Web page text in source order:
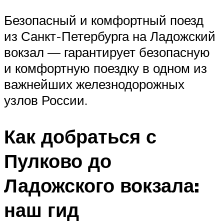
Безопасный и комфортный поезд
из Санкт-Петербурга на Ладожский
вокзал — гарантирует безопасную
и комфортную поездку в одном из
важнейших железнодорожных
узлов России.
Как добраться с
Пулково до
Ладожского вокзала:
наш гид